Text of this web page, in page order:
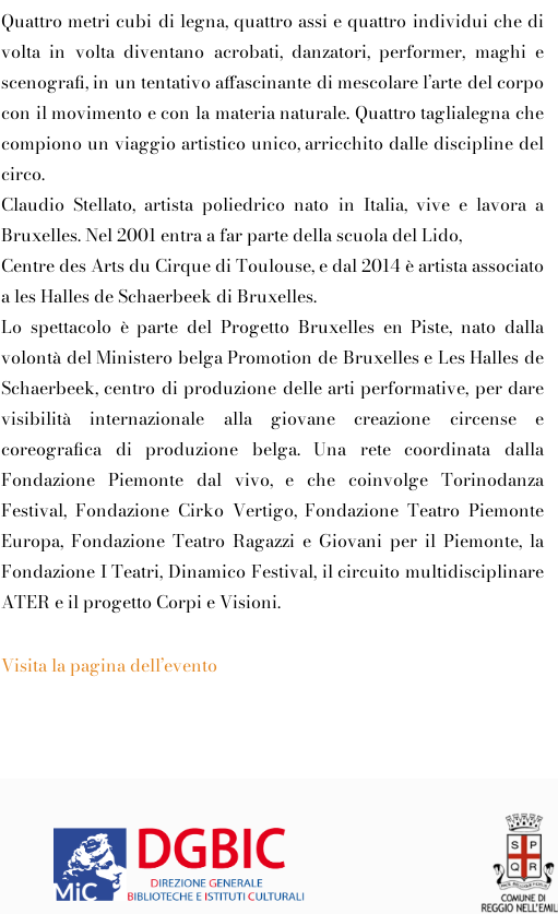
Quattro metri cubi di legna, quattro assi e quattro individui che di
volta in volta diventano acrobati, danzatori, performer, maghi e
scenografi, in un tentativo affascinante di mescolare l’arte del corpo
con il movimento e con la materia naturale. Quattro taglialegna che
compiono un viaggio artistico unico, arricchito dalle discipline del
circo.
Claudio Stellato, artista poliedrico nato in Italia, vive e lavora a
Bruxelles. Nel 2001 entra a far parte della scuola del Lido,
Centre des Arts du Cirque di Toulouse, e dal 2014 è artista associato
a les Halles de Schaerbeek di Bruxelles.
Lo spettacolo è parte del Progetto Bruxelles en Piste, nato dalla
volontà del Ministero belga Promotion de Bruxelles e Les Halles de
Schaerbeek, centro di produzione delle arti performative, per dare
visibilità internazionale alla giovane creazione circense e
coreografica di produzione belga. Una rete coordinata dalla
Fondazione Piemonte dal vivo, e che coinvolge Torinodanza
Festival, Fondazione Cirko Vertigo, Fondazione Teatro Piemonte
Europa, Fondazione Teatro Ragazzi e Giovani per il Piemonte, la
Fondazione I Teatri, Dinamico Festival, il circuito multidisciplinare
ATER e il progetto Corpi e Visioni.
Visita la pagina dell’evento